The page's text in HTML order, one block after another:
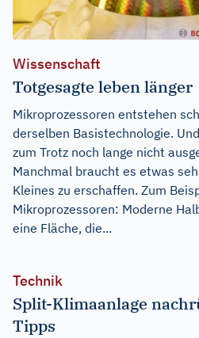
Wissenschaft
Totgesagte leben länger
Mikroprozessoren entstehen
derselben Basistechnologie.
zum Trotz noch lange nicht
Manchmal braucht es etwas
Kleines zu erschaffen. Zum
Mikroprozessoren: Moderne
eine Fläche, die...
Technik
Split-Klimaanlage
Tipps